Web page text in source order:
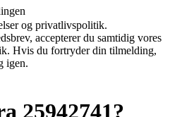
og privatlivspolitik.
accepterer du samtidig vores
Hvis du fortryder din tilmelding,
igen.
25942741?